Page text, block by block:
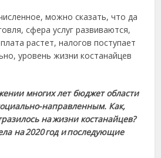
можно сказать, что да
сфера услуг развиваются,
растет, налогов поступает
уровень жизни костанайцев
многих лет бюджет области
направленным. Как,
на жизни костанайцев?
на 2020 год и последующие